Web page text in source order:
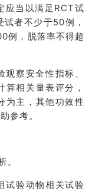
应当以满足 RCT试
试者不少于50例，
例，脱落率不得超
察安全性指标、
相关量表评分，
为主，其他功效性
参考。
。
试验动物相关试验